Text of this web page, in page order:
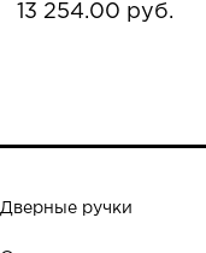
13 254.00 руб.
Дверные ручки